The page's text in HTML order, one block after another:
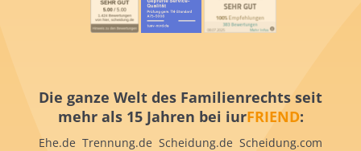
Die ganze Welt des Familienrechts seit
mehr als 15 Jahren bei iurFRIEND:
Ehe.de Trennung.de Scheidung.de Scheidung.com